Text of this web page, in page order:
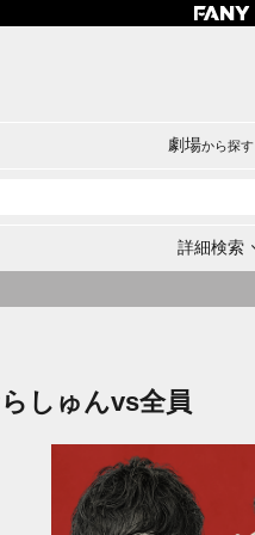
劇場から探す
詳細検索
しゅんvs全員